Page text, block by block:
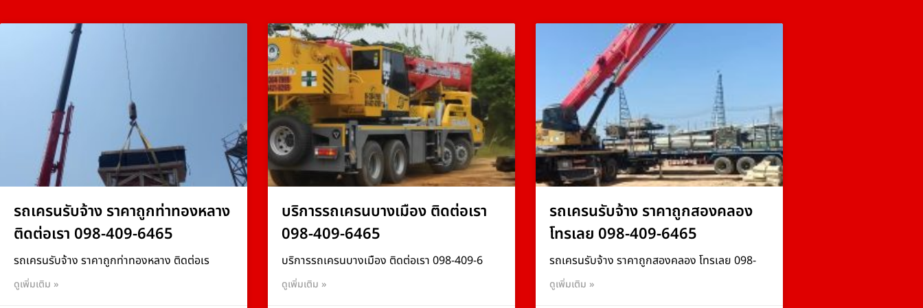
รถเครนรับจ้าง ราคาถูกท่าทองหลาง
ติดต่อเรา 098-409-6465
รถเครนรับจ้าง ราคาถูกท่าทองหลาง ติดต่อเร
ดูเพิ่มเติม »
บริการรถเครนบางเมือง ติดต่อเรา
098-409-6465
บริการรถเครนบางเมือง ติดต่อเรา 098-409-6
ดูเพิ่มเติม »
รถเครนรับจ้าง ราคาถูกสองคลอง
โทรเลย 098-409-6465
รถเครนรับจ้าง ราคาถูกสองคลอง โทรเลย 098-
ดูเพิ่มเติม »